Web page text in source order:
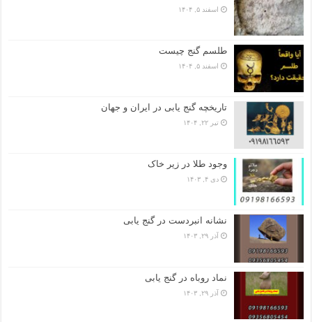
اسفند ۵, ۱۴۰۴
طلسم گنج چیست
اسفند ۵, ۱۴۰۴
تاریخچه گنج‌ یابی در ایران و جهان
تیر ۲۲, ۱۴۰۴
وجود طلا در زیر خاک
دی ۴, ۱۴۰۳
نشانه انبردست در گنج یابی
آذر ۲۹, ۱۴۰۳
نماد روباه در گنج یابی
آذر ۲۹, ۱۴۰۳